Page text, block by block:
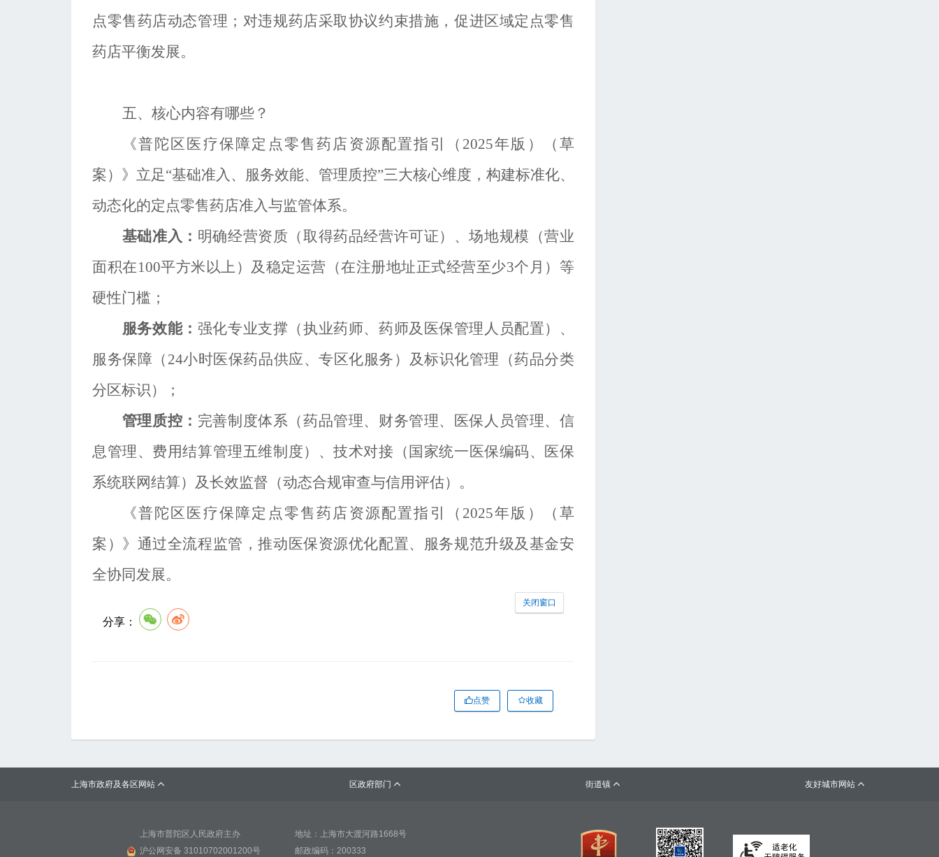
点零售药店动态管理；对违规药店采取协议约束措施，促进区域定点零售
药店平衡发展。
五、核心内容有哪些？
《普陀区医疗保障定点零售药店资源配置指引（ 2025年版）（草
案）》 立足“基础准入、服务效能、管理质控”三大核心维度，构建标准化、
动态化的定点零售药店准入与监管体系。
基础准入： 明确经营资质（取得药品经营许可证）、场地规模（营业
面积在100平方米以上）及稳定运营（在注册地址正式经营至少3个月）等
硬性门槛；
服务效能： 强化专业支撑（执业药师、药师及医保管理人员配置）、
服务保障（ 24小时医保药品供应、专区化服务）及标识化管理（药品分类
分区标识）；
管理质控： 完善制度体系（药品管理、财务管理、医保人员管理、信
息管理、费用结算管理五维制度）、技术对接（国家统一医保编码、医保
系统联网结算）及长效监督（动态合规审查与信用评估）。
《普陀区医疗保障定点零售药店资源配置指引（ 2025年版）（草
案）》 通过全流程监管，推动医保资源优化配置、服务规范升级及基金安
全协同发展。
分享：
关闭窗口
点赞 收藏
上海市政府及各区网站  区政府部门  街道镇  友好城市网站 
上海市普陀区人民政府主办
地址：上海市大渡河路1668号
沪公网安备 31010702001200号
邮政编码：200333